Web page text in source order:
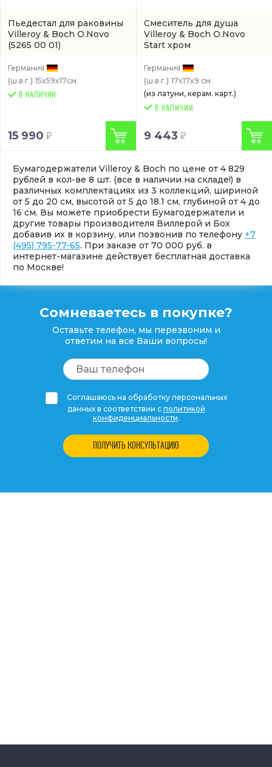
Пьедестал для раковины
Villeroy & Boch O.Novo
(5265 00 01)
Германия
(ш.в.г.) 15x59x17см.
В НАЛИЧИИ
15 990
Смеситель для душа
Villeroy & Boch O.Novo
Start хром
Германия
(ш.в.г.) 17x17x9 см.
(из латуни, керам. карт.)
9 443
Бумагодержатели Villeroy & Boch по цене от 4 829
рублей в кол-ве 8 шт. (все в наличии на складе!) в
различных комплектациях из 3 коллекций, шириной
от 5 до 20 см, высотой от 5 до 18.1 см, глубиной от 4 до
16 см. Вы можете приобрести Бумагодержатели и
другие товары производителя Виллерой и Бох
добавив их в корзину, или позвонив по телефону +7
(495) 795-77-65. При заказе от 70 000 руб. в
интернет-магазине действует бесплатная доставка
по Москве!
Сомневаетесь в покупке?
Оставьте телефон, мы перезвоним и
ответим на все Ваши вопросы!
Соглашаюсь на обработку персональных
данных в соответствии с политикой
конфиденциальности.
ПОЛУЧИТЬ КОНСУЛЬТАЦИЮ